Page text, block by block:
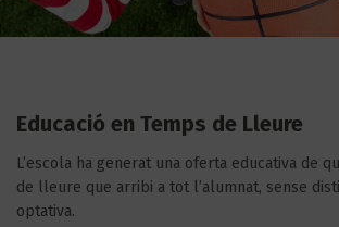
Educació en Temps de Lleure
L’escola ha generat una oferta educativa de
de lleure que arribi a tot l’alumnat, sense
optativa.